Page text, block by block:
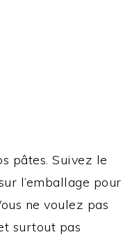
pâtes. Suivez le
l’emballage pour
ne voulez pas
surtout pas